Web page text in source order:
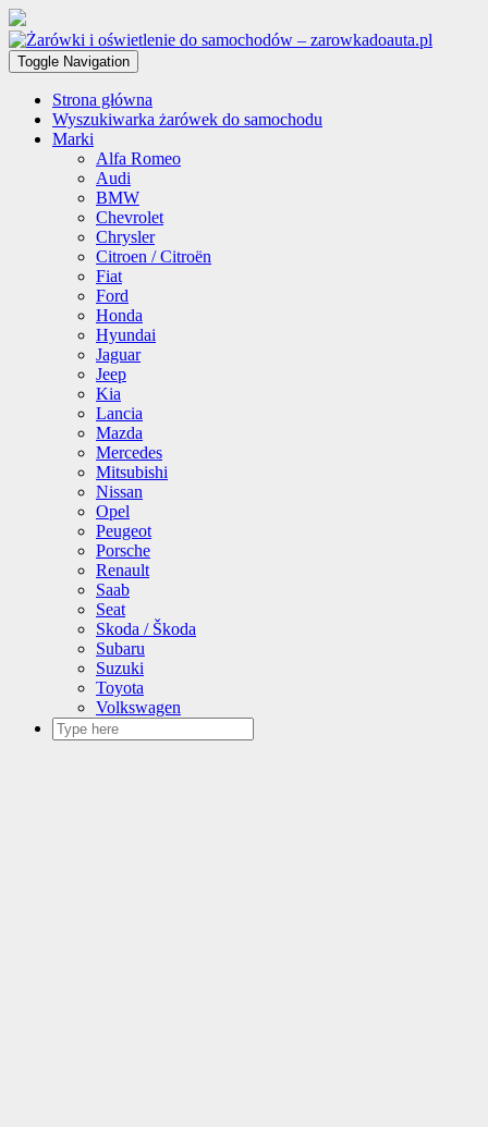
Toggle Navigation
Strona główna
Wyszukiwarka żarówek do samochodu
Marki
Alfa Romeo
Audi
BMW
Chevrolet
Chrysler
Citroen / Citroën
Fiat
Ford
Honda
Hyundai
Jaguar
Jeep
Kia
Lancia
Mazda
Mercedes
Mitsubishi
Nissan
Opel
Peugeot
Porsche
Renault
Saab
Seat
Skoda / Škoda
Subaru
Suzuki
Toyota
Volkswagen